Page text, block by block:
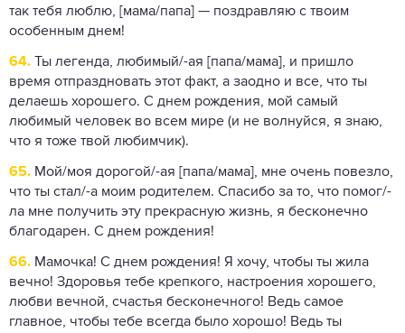
так тебя люблю, [мама/папа] — поздравляю с твоим
особенным днем!
64. Ты легенда, любимый/-ая [папа/мама], и пришло
время отпраздновать этот факт, а заодно и все, что ты
делаешь хорошего. С днем ​​рождения, мой самый
любимый человек во всем мире (и не волнуйся, я знаю,
что я тоже твой любимчик).
65. Мой/моя дорогой/-ая [папа/мама], мне очень повезло,
что ты стал/-а моим родителем. Спасибо за то, что помог/-
ла мне получить эту прекрасную жизнь, я бесконечно
благодарен. С днем ​​рождения!
66. Мамочка! С днем рождения! Я хочу, чтобы ты жила
вечно! Здоровья тебе крепкого, настроения хорошего,
любви вечной, счастья бесконечного! Ведь самое
главное, чтобы тебе всегда было хорошо! Ведь ты